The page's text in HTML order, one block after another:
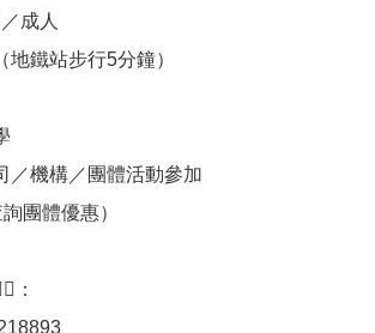
成人
地鐵站步行5分鐘）
／機構／團體活動參加
團體優惠）
：